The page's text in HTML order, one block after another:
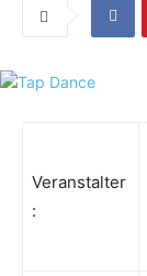
Veranstalter
: